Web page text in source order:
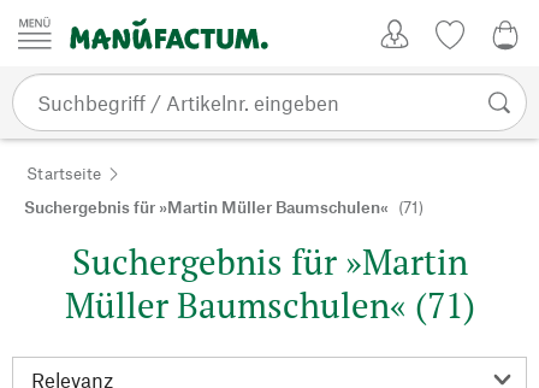
Zum Inhalt springen
Startseite
Suchergebnis für »Martin Müller Baumschulen« (71)
Suchergebnis für »Martin
Müller Baumschulen« (71)